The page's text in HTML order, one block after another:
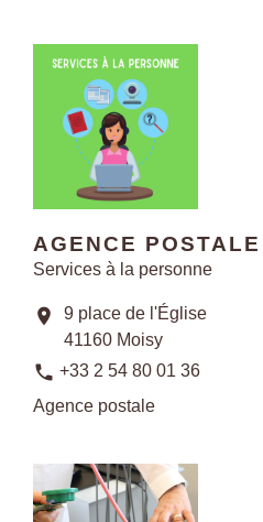
AGENCE
Services à la personne
location_on
9 place de l'Église
41160 Moisy
phone +33 2 54 80 01 36
Agence postale